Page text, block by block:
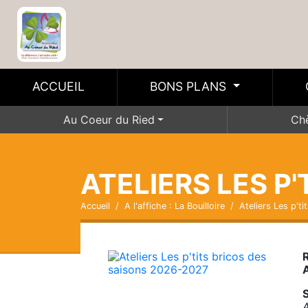
ACCUEIL BONS PLANS
Au Coeur du Ried
ATELIERS LES
Accueil A l'affiche : La Bouilloire Ateliers Les